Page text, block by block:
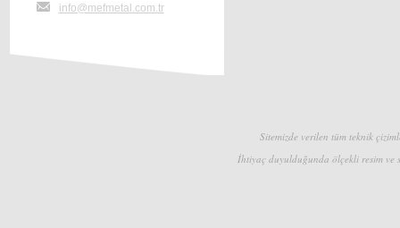
info@mefmetal.com.tr
Sitemizde verilen tüm teknik
İhtiyaç duyulduğunda ölçekli resim ve